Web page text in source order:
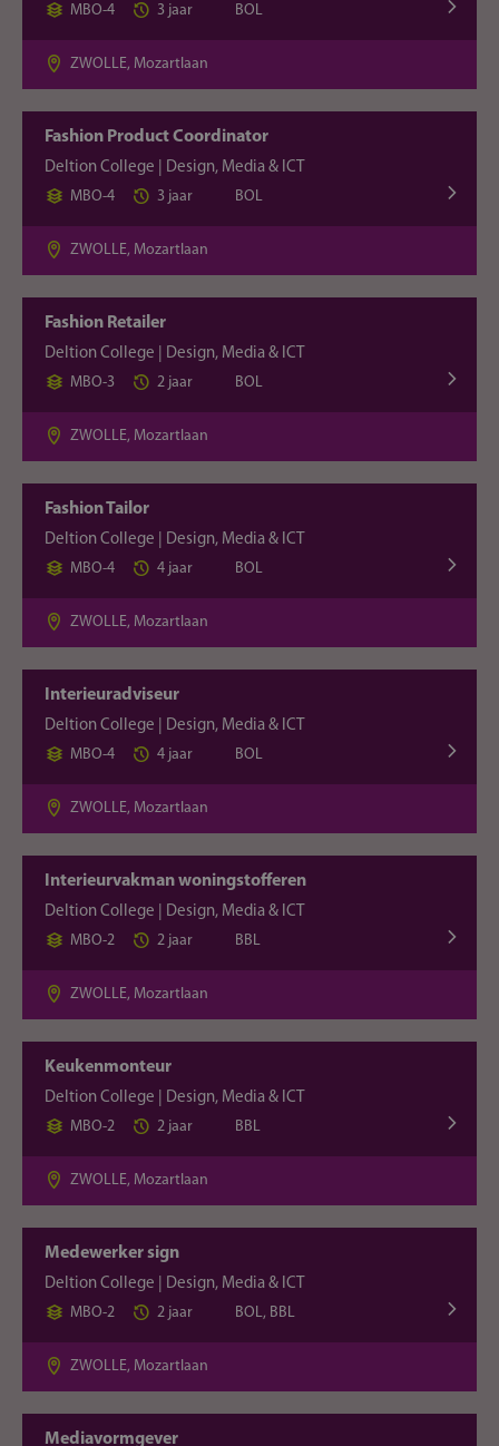
MBO-4
3 jaar BOL
ZWOLLE, Mozartlaan
Fashion Product Coordinator
Deltion College | Design, Media & ICT
MBO-4
3 jaar BOL
ZWOLLE, Mozartlaan
Fashion Retailer
Deltion College | Design, Media & ICT
MBO-3
2 jaar BOL
ZWOLLE, Mozartlaan
Fashion Tailor
Deltion College | Design, Media & ICT
MBO-4
4 jaar BOL
ZWOLLE, Mozartlaan
Interieuradviseur
Deltion College | Design, Media & ICT
MBO-4
4 jaar BOL
ZWOLLE, Mozartlaan
Interieurvakman woningstofferen
Deltion College | Design, Media & ICT
MBO-2
2 jaar BBL
ZWOLLE, Mozartlaan
Keukenmonteur
Deltion College | Design, Media & ICT
MBO-2
2 jaar BBL
ZWOLLE, Mozartlaan
Medewerker sign
Deltion College | Design, Media & ICT
MBO-2
2 jaar BOL, BBL
ZWOLLE, Mozartlaan
Mediavormgever